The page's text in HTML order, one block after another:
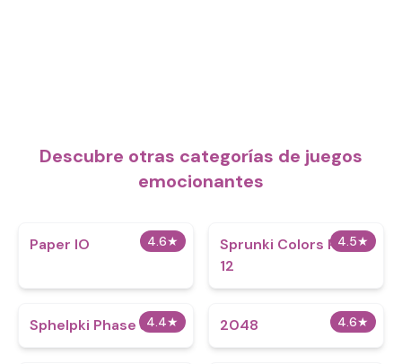
Descubre otras categorías de juegos
emocionantes
4.6★
Paper IO 4.5★
Sprunki Colors Phase
12
4.4★
Sphelpki Phase 3 4.6★
2048